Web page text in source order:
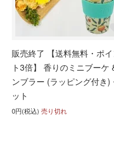
販売終了 【送料無料・ポ
ト3倍】 香りのミニブーケ
ンブラー (ラッピング付き)
ット
0円(税込) 売り切れ